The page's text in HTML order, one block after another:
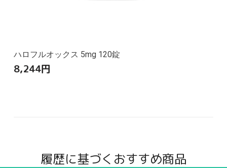
ハロフルオックス 5mg 120錠
8,244円
履歴に基づくおすすめ商品